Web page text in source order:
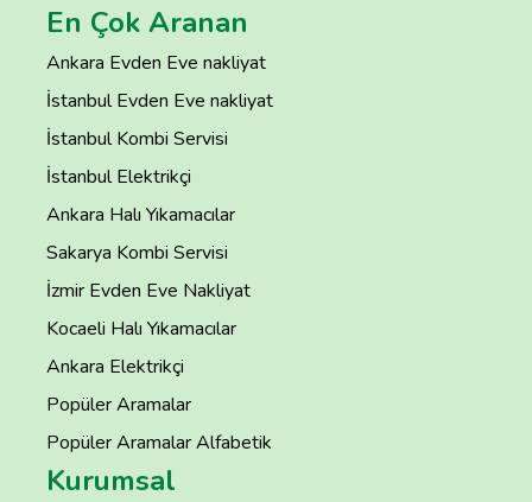
En Çok Aranan
Ankara Evden Eve nakliyat
İstanbul Evden Eve nakliyat
İstanbul Kombi Servisi
İstanbul Elektrikçi
Ankara Halı Yıkamacılar
Sakarya Kombi Servisi
İzmir Evden Eve Nakliyat
Kocaeli Halı Yıkamacılar
Ankara Elektrikçi
Popüler Aramalar
Popüler Aramalar Alfabetik
Kurumsal